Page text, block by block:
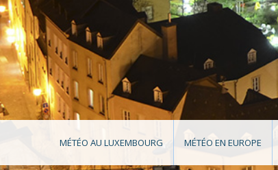
MÉTÉO AU LUXEMBOURG MÉTÉO EN EUROPE